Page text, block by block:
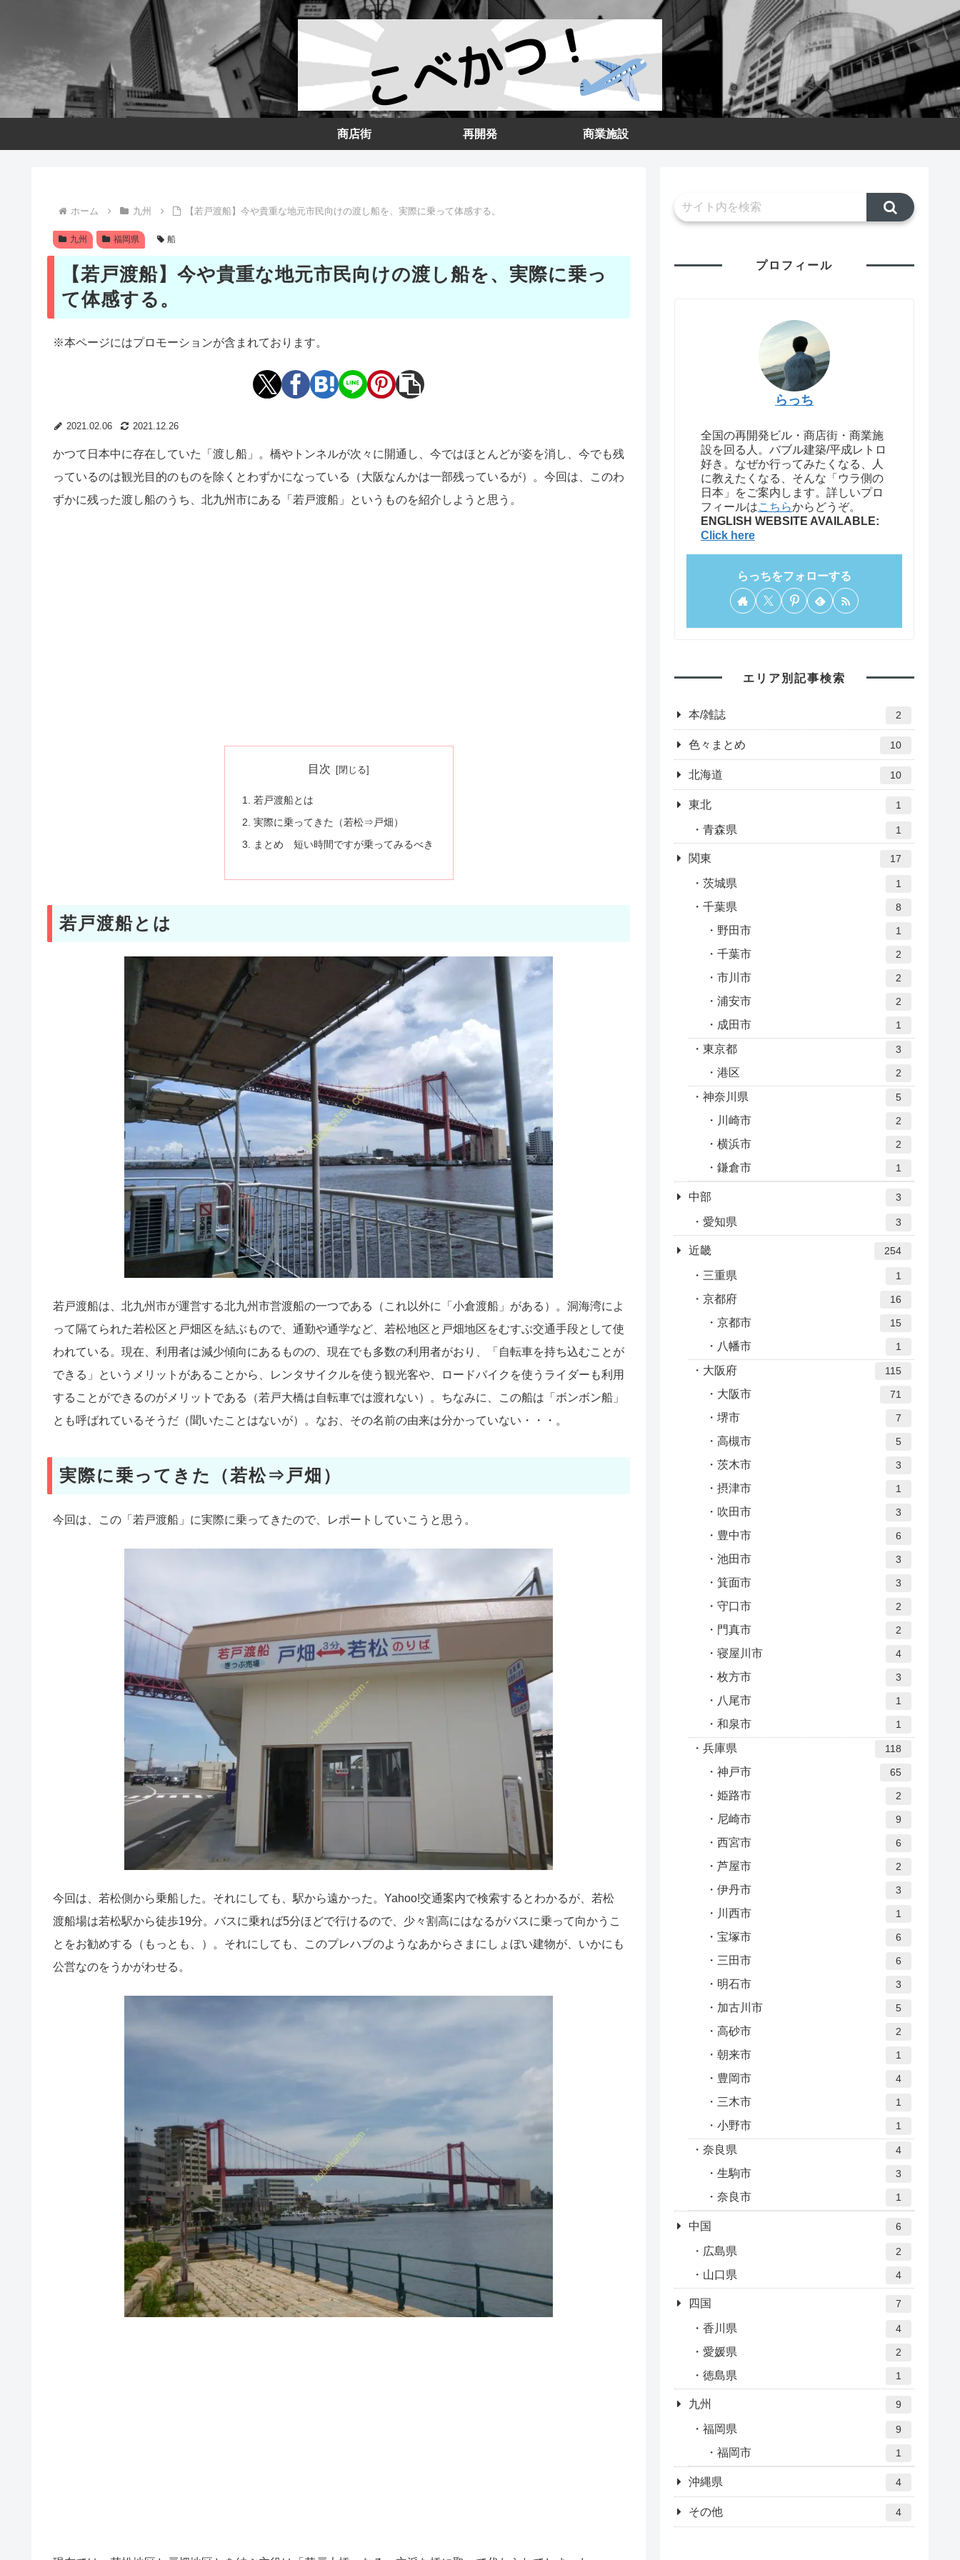
商店街 再開発 商業施設
ホーム 九州 【若戸渡船】今や貴重な地元市民向けの渡し船を、実際に乗って体感する。
九州 福岡県 船
【若戸渡船】今や貴重な地元市民向けの渡し船を、実際に乗っ
て体感する。
※本ページにはプロモーションが含まれております。
2021.02.06 2021.12.26
かつて日本中に存在していた「渡し船」。橋やトンネルが次々に開通し、今ではほとんどが姿を消し、今でも残
っているのは観光目的のものを除くとわずかになっている（大阪なんかは一部残っているが）。今回は、このわ
ずかに残った渡し船のうち、北九州市にある「若戸渡船」というものを紹介しようと思う。
目次
若戸渡船とは
実際に乗ってきた（若松⇒戸畑）
まとめ 短い時間ですが乗ってみるべき
若戸渡船とは
若戸渡船は、北九州市が運営する北九州市営渡船の一つである（これ以外に「小倉渡船」がある）。洞海湾によ
って隔てられた若松区と戸畑区を結ぶもので、通勤や通学など、若松地区と戸畑地区をむすぶ交通手段として使
われている。現在、利用者は減少傾向にあるものの、現在でも多数の利用者がおり、「自転車を持ち込むことが
できる」というメリットがあることから、レンタサイクルを使う観光客や、ロードバイクを使うライダーも利用
することができるのがメリットである（若戸大橋は自転車では渡れない）。ちなみに、この船は「ボンボン船」
とも呼ばれているそうだ（聞いたことはないが）。なお、その名前の由来は分かっていない・・・。
実際に乗ってきた（若松⇒戸畑）
今回は、この「若戸渡船」に実際に乗ってきたので、レポートしていこうと思う。
今回は、若松側から乗船した。それにしても、駅から遠かった。Yahoo!交通案内で検索するとわかるが、若松
渡船場は若松駅から徒歩19分。バスに乗れば5分ほどで行けるので、少々割高にはなるがバスに乗って向かうこ
とをお勧めする（もっとも、）。それにしても、このプレハブのようなあからさまにしょぼい建物が、いかにも
公営なのをうかがわせる。
プロフィール
らっち
全国の再開発ビル・商店街・商業施
設を回る人。バブル建築/平成レトロ
好き。なぜか行ってみたくなる、人
に教えたくなる、そんな「ウラ側の
日本」をご案内します。詳しいプロ
フィールはこちらからどうぞ。
ENGLISH WEBSITE AVAILABLE:
Click here
らっちをフォローする
エリア別記事検索
本/雑誌 2
色々まとめ 10
北海道 10
東北 1
青森県 1
関東 17
茨城県 1
千葉県 8
野田市 1
千葉市 2
市川市 2
浦安市 2
成田市 1
東京都 3
港区 2
神奈川県 5
川崎市 2
横浜市 2
鎌倉市 1
中部 3
愛知県 3
近畿 254
三重県 1
京都府 16
京都市 15
八幡市 1
大阪府 115
大阪市 71
堺市 7
高槻市 5
茨木市 3
摂津市 1
吹田市 3
豊中市 6
池田市 3
箕面市 3
守口市 2
門真市 2
寝屋川市 4
枚方市 3
八尾市 1
和泉市 1
兵庫県 118
神戸市 65
姫路市 2
尼崎市 9
西宮市 6
芦屋市 2
伊丹市 3
川西市 1
宝塚市 6
三田市 6
明石市 3
加古川市 5
高砂市 2
朝来市 1
豊岡市 4
三木市 1
小野市 1
奈良県 4
生駒市 3
奈良市 1
中国 6
広島県 2
山口県 4
四国 7
香川県 4
愛媛県 2
徳島県 1
九州 9
福岡県 9
福岡市 1
沖縄県 4
その他 4